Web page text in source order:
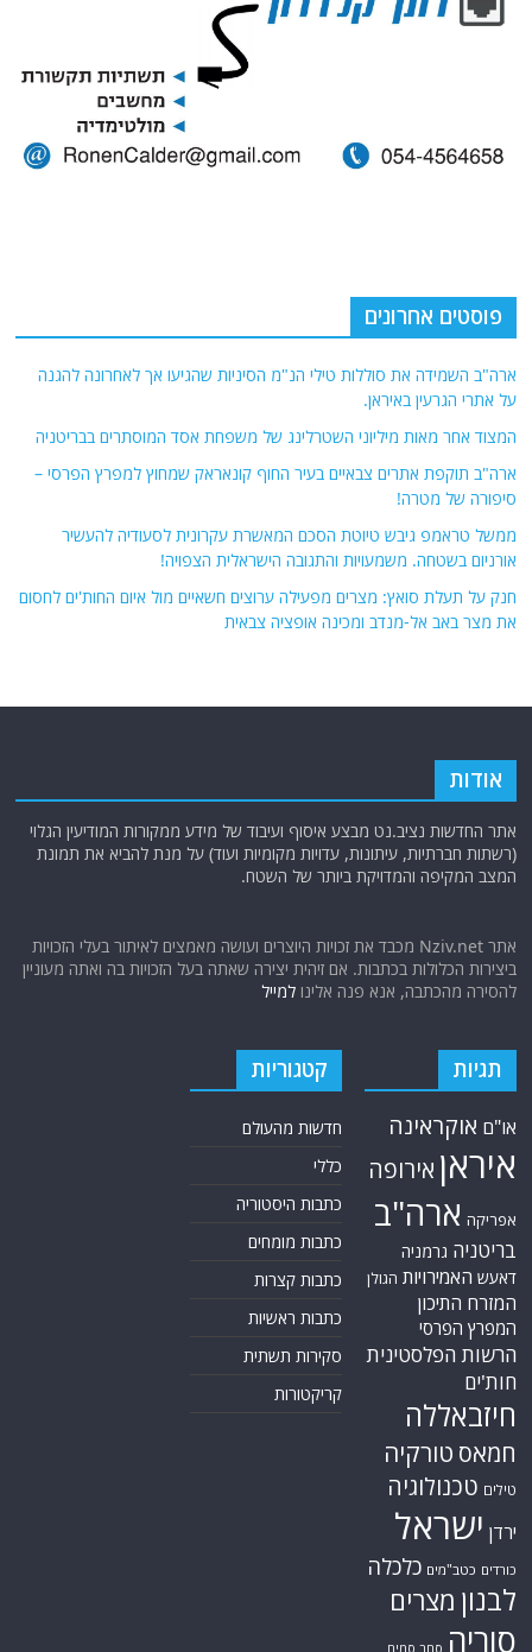
פוסטים אחרונים
ארה"ב השמידה את סוללות טילי הנ"מ הסיניות שהגיעו אך לאחרונה להגנה
על אתרי הגרעין באיראן.
המצוד אחר מאות מיליוני השטרלינג של משפחת אסד המוסתרים בבריטניה
ארה"ב תוקפת אתרים צבאיים בעיר החוף קונאראק שמחוץ למפרץ הפרסי –
סיפורה של מטרה!
ממשל טראמפ גיבש טיוטת הסכם המאשרת עקרונית לסעודיה להעשיר
אורניום בשטחה. משמעויות והתגובה הישראלית הצפויה!
חנק על תעלת סואץ: מצרים מפעילה ערוצים חשאיים מול איום החות'ים לחסום
את מצר באב אל-מנדב ומכינה אופציה צבאית
אודות
אתר החדשות נציב.נט מבצע איסוף ועיבוד של מידע ממקורות המודיעין הגלוי
(רשתות חברתיות, עיתונות, עדויות מקומיות ועוד) על מנת להביא את תמונת
המצב המקיפה והמדויקת ביותר של השטח.
אתר Nziv.net מכבד את זכויות היוצרים ועושה מאמצים לאיתור בעלי הזכויות
ביצירות הכלולות בכתבות. אם זיהית יצירה שאתה בעל הזכויות בה ואתה מעוניין
להסירה מהכתבה, אנא פנה אלינולמייל
תגיות
או"ם אוקראינה
איראן אירופה
אפריקה ארה"ב
בריטניה גרמניה
דאעש האמירויות הגולן
המזרח התיכון
המפרץ הפרסי
הרשות הפלסטינית
חות'ים
חיזבאללה
חמאס טורקיה
טילים טכנולוגיה
ירדן ישראל
כורדים כטב"מים כלכלה
לבנון מצרים
סוריה
קטגוריות
חדשות מהעולם
כללי
כתבות היסטוריה
כתבות מומחים
כתבות קצרות
כתבות ראשיות
סקירות תשתית
קריקטורות